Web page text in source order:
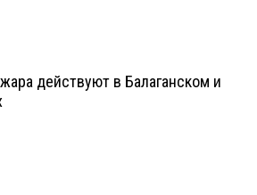
действуют в Балаганском и